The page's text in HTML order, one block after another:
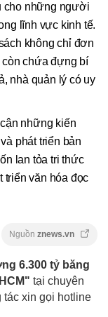
cho những người
lĩnh vực kinh tế.
không chỉ đơn
còn chứa đựng bí
nhà quản lý có uy
những kiến
phát triển bản
lan tỏa tri thức
triển văn hóa đọc
Nguồn znews.vn
6.300 tỷ băng
tại chuyên
tác xin gọi hotline